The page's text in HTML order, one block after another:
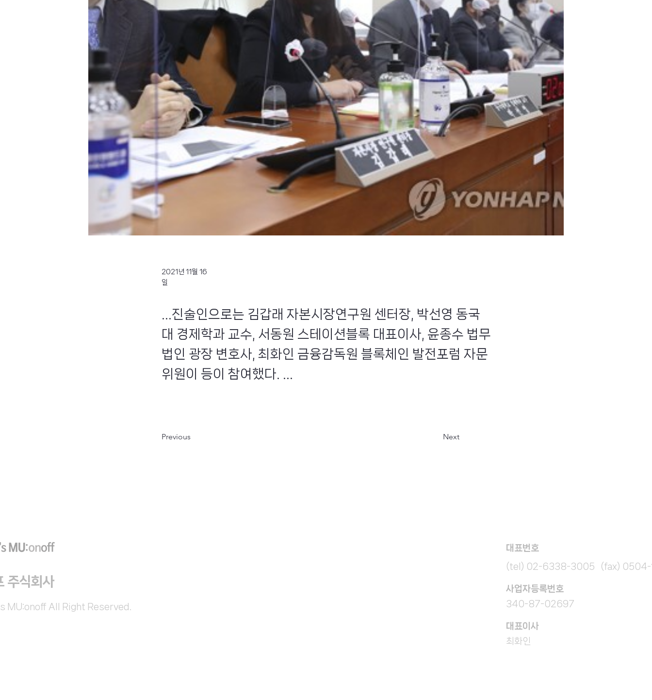
2021년 11월 16
일
...진술인으로는 김갑래 자본시장연구원 센터장, 박선영 동국
대 경제학과 교수, 서동원 스테이션블록 대표이사, 윤종수 법무
법인 광장 변호사, 최화인 금융감독원 블록체인 발전포럼 자문
위원이 등이 참여했다. ...
Previous Next
주식회사
MU:onoff All Right Reserved.
대표번호
(tel) 02-6338-3005 (fax) 0504-
​사업자등록번호
340-87-02697
대표이사
최화인